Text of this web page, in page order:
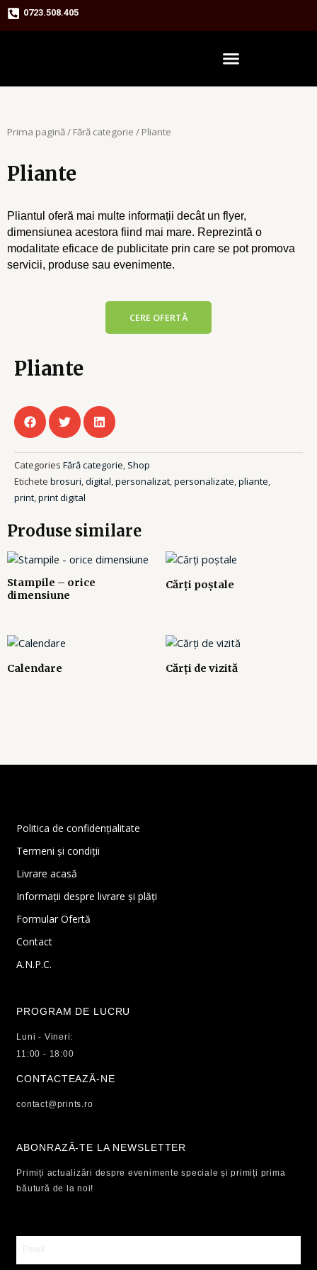
Skip
to
0723.508.405
Prima pagină/ Fără categorie / Pliante
Pliante
Pliantul oferă mai multe informații decât un flyer,
dimensiunea acestora fiind mai mare. Reprezintă o
modalitate eficace de publicitate prin care se pot promova
servicii, produse sau evenimente.
CERE OFERTĂ
Pliante
Categories Fără categorie, Shop
Etichete brosuri,digital,personalizat,personalizate,pliante,
print,print digital
Produse similare
Stampile – orice
dimensiune
Cărți poștale
Calendare Cărți de vizită
Politica de confidențialitate
Termeni și condiții
Livrare acasă
Informații despre livrare și plăți
Formular Ofertă
Contact
A.N.P.C.
PROGRAM DE LUCRU
Luni - Vineri:
11:00 - 18:00
CONTACTEAZĂ-NE
contact@prints.ro
ABONRAZĂ-TE LA NEWSLETTER
Primiți actualizări despre evenimente speciale și primiți prima
băutură de la noi!